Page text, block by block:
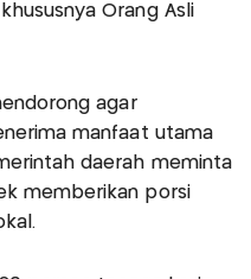
Orang Asli
agar
manfaat utama
daerah meminta
memberikan porsi